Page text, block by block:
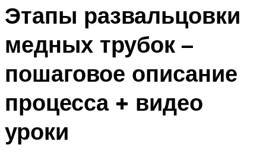
Этапы развальцовки
медных трубок –
пошаговое описание
процесса + видео
уроки